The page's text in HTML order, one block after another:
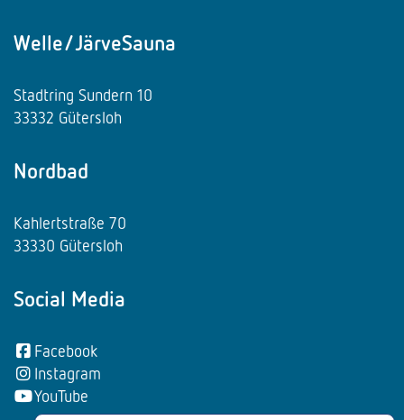
Welle/JärveSauna
Stadtring Sundern 10
33332 Gütersloh
Nordbad
Kahlertstraße 70
33330 Gütersloh
Social Media
Facebook
Instagram
YouTube